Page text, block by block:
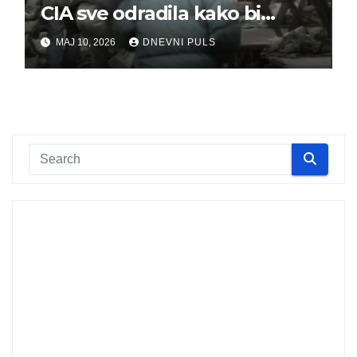
CIA sve odradila kako bi
optužili Srbe
MAJ 10, 2026 DNEVNI PULS